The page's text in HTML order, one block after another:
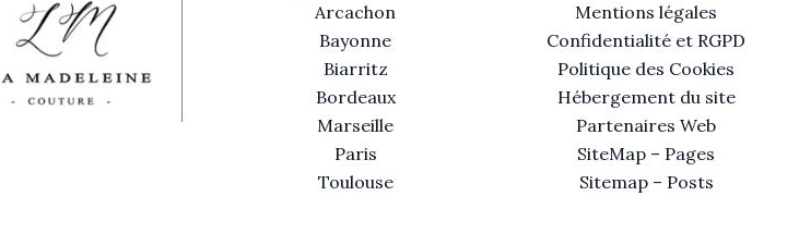
Arcachon
Bayonne
Biarritz
Bordeaux
Marseille
Paris
Toulouse
Mentions légales
Confidentialité et RGPD
Politique des Cookies
Hébergement du site
Partenaires Web
SiteMap – Pages
Sitemap – Posts